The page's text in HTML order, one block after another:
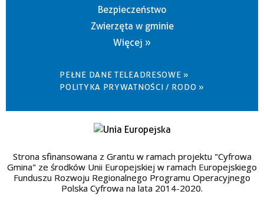
Bezpieczeństwo
Zwierzęta w gminie
Więcej »
PEŁNE DANE TELEADRESOWE »
POLITYKA PRYWATNOŚCI / RODO »
Strona sfinansowana z Grantu w ramach projektu "Cyfrowa
Gmina" ze środków Unii Europejskiej w ramach Europejskiego
Funduszu Rozwoju Regionalnego Programu Operacyjnego
Polska Cyfrowa na lata 2014-2020.